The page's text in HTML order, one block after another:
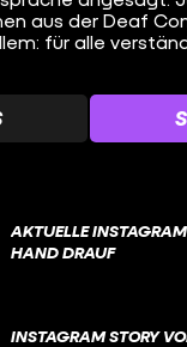
aus der Deaf
für alle
AKTUELLE
HAND DRAUF
INSTAGRAM STORY